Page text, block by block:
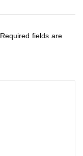
Required fields are